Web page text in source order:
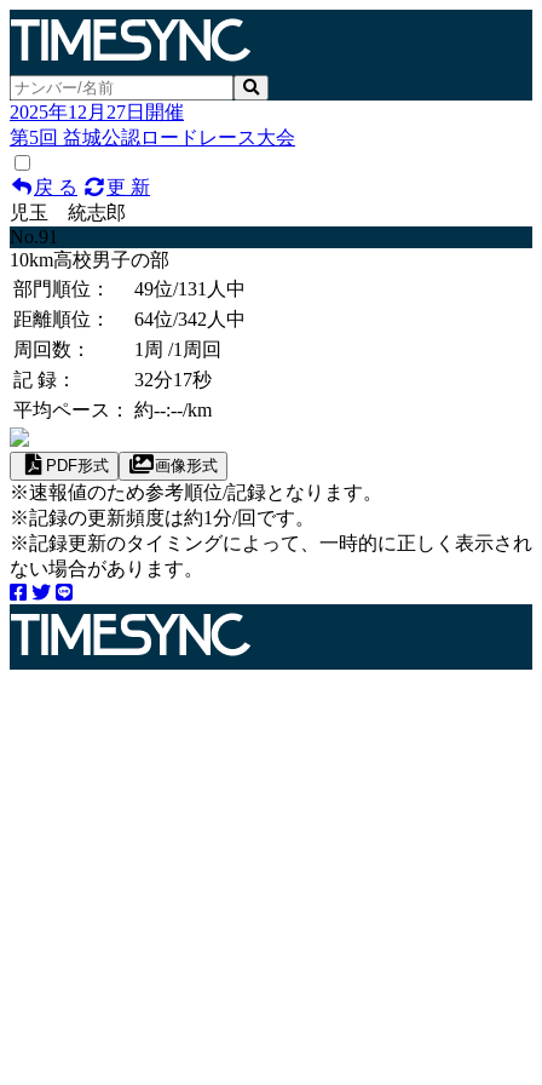
2025年12月27日開催
第5回 益城公認ロードレース大会
戻 る
更 新
児玉 統志郎
No.91
10km高校男子の部
部門順位：
49位/131人中
距離順位：
64位/342人中
周回数：
1周 /1周回
記 録：
32分17秒
平均ペース：
約--:--/km
PDF形式 画像形式
※速報値のため参考順位/記録となります。
※記録の更新頻度は約1分/回です。
※記録更新のタイミングによって、一時的に正しく表示され
ない場合があります。